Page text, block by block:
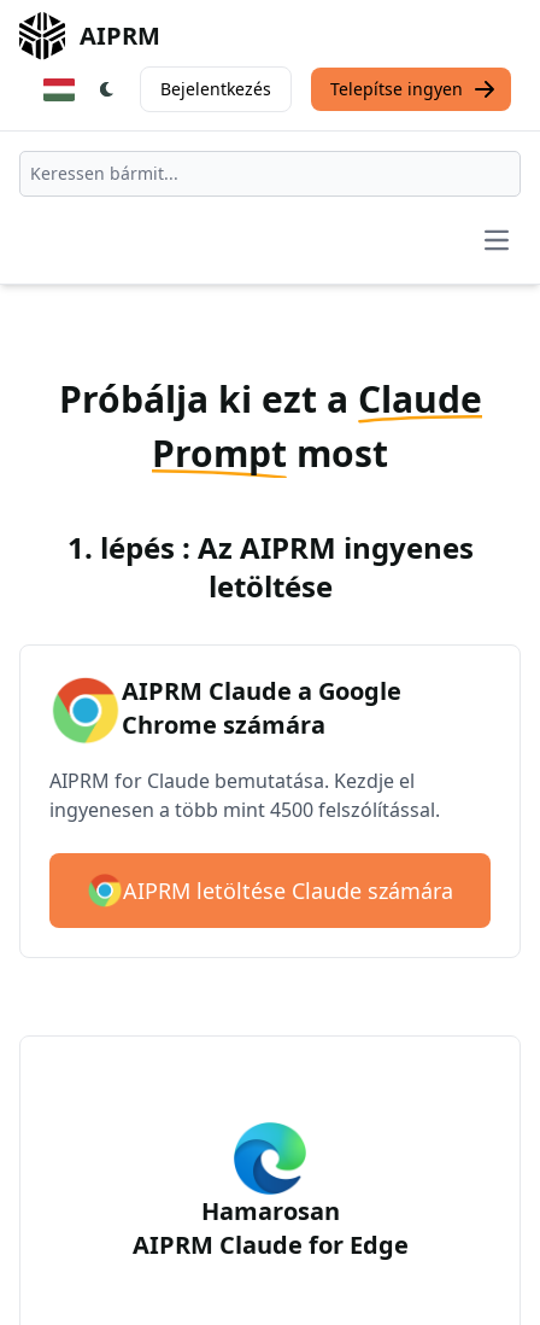
AIPRM
Bejelentkezés Telepítse ingyen
Próbálja ki ezt a Claude
Prompt most
1. lépés : Az AIPRM ingyenes
letöltése
AIPRM Claude a Google
Chrome számára
AIPRM for Claude bemutatása. Kezdje el
ingyenesen a több mint 4500 felszólítással.
AIPRM letöltése Claude számára
Hamarosan
AIPRM Claude for Edge